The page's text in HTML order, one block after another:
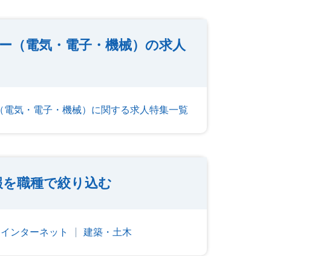
（電気・電子・機械）の求人
電気・電子・機械）に関する求人特集一覧
職種で絞り込む
ンターネット 建築・土木